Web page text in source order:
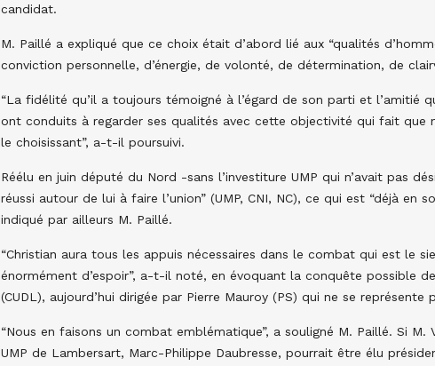
candidat.
M. Paillé a expliqué que ce choix était d’abord lié aux “qualités
conviction personnelle, d’énergie, de volonté, de détermination, de
“La fidélité qu’il a toujours témoigné à l’égard de son parti et l’amitié
ont conduits à regarder ses qualités avec cette objectivité qui fait que
le choisissant”, a-t-il poursuivi.
Réélu en juin député du Nord -sans l’investiture UMP qui n’avait pas
réussi autour de lui à faire l’union” (UMP, CNI, NC), ce qui est “déjà en
indiqué par ailleurs M. Paillé.
“Christian aura tous les appuis nécessaires dans le combat qui est le
énormément d’espoir”, a-t-il noté, en évoquant la conquête possible
(CUDL), aujourd’hui dirigée par Pierre Mauroy (PS) qui ne se représente
“Nous en faisons un combat emblématique”, a souligné M. Paillé. Si M.
UMP de Lambersart, Marc-Philippe Daubresse, pourrait être élu